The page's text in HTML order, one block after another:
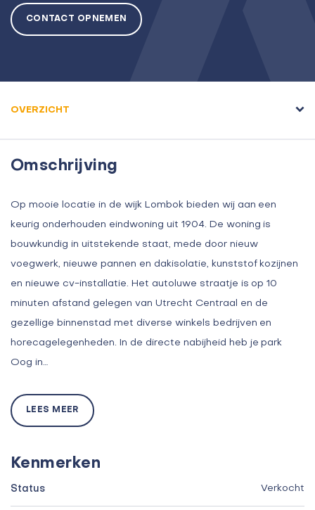
CONTACT OPNEMEN
OVERZICHT
Omschrijving
Op mooie locatie in de wijk Lombok bieden wij aan een
keurig onderhouden eindwoning uit 1904. De woning is
bouwkundig in uitstekende staat, mede door nieuw
voegwerk, nieuwe pannen en dakisolatie, kunststof kozijnen
en nieuwe cv-installatie. Het autoluwe straatje is op 10
minuten afstand gelegen van Utrecht Centraal en de
gezellige binnenstad met diverse winkels bedrijven en
horecagelegenheden. In de directe nabijheid heb je park
Oog in…
LEES MEER
Kenmerken
Status Verkocht